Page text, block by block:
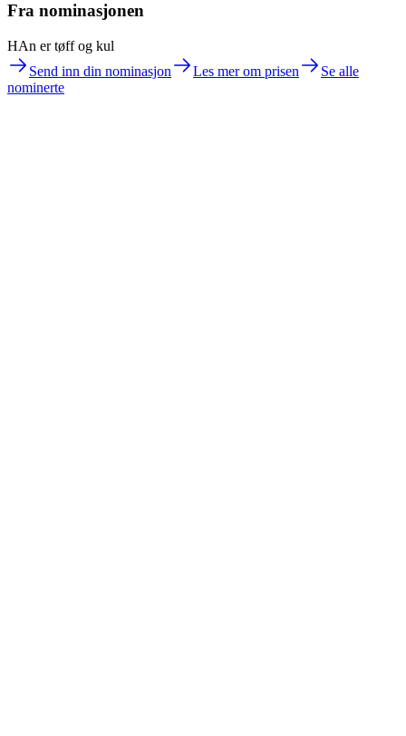
Fra nominasjonen
HAn er tøff og kul
Send inn din nominasjon
Les mer om prisen
Se alle
nominerte